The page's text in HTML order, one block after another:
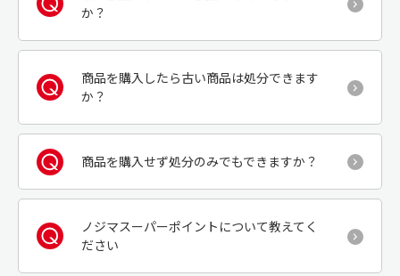
か？
商品を購入したら古い商品は処分できます
か？
商品を購入せず処分のみでもできますか？
ノジマスーパーポイントについて教えてく
ださい